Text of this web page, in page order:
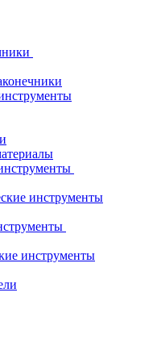
инструменты
инструменты